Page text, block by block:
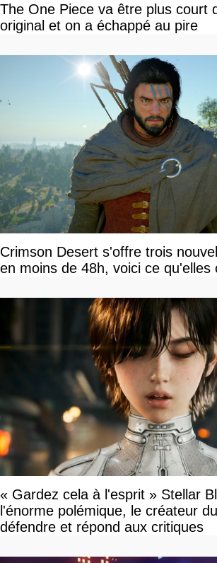
The One Piece va être plus court
original et on a échappé au pire
Crimson Desert s'offre trois
en moins de 48h, voici ce qu'elles
« Gardez cela à l'esprit » Stellar
l'énorme polémique, le créateur
défendre et répond aux critiques